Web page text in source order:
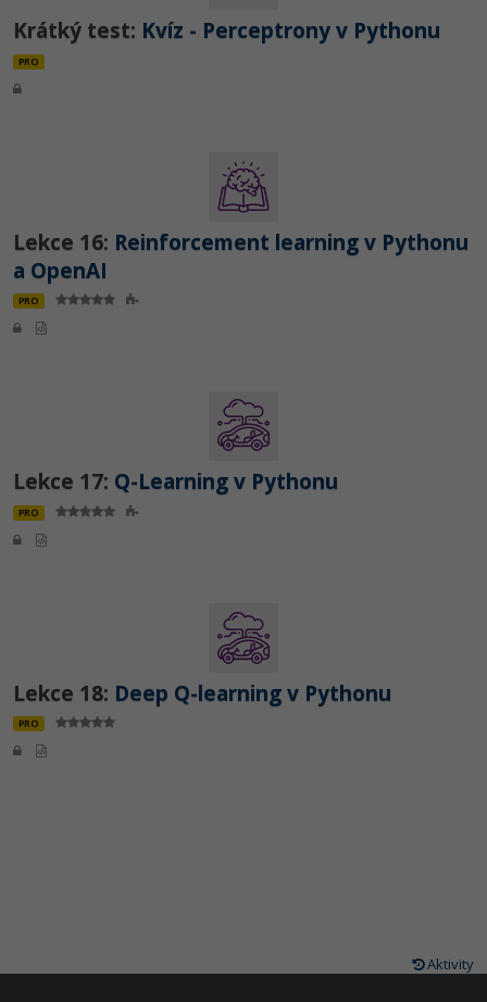
Krátký test: Kvíz - Perceptrony v Pythonu
PRO
Lekce 16: Reinforcement learning v Pythonu
a OpenAI
PRO
Lekce 17: Q-Learning v Pythonu
PRO
Lekce 18: Deep Q-learning v Pythonu
PRO
Aktivity